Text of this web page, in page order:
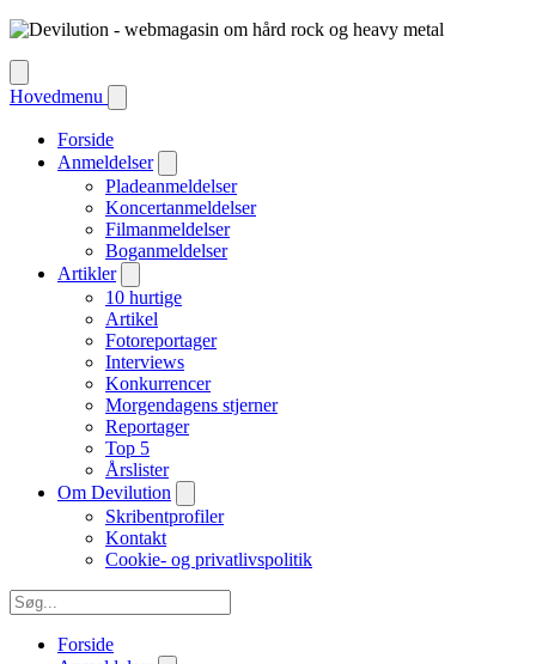
Hovedmenu
Forside
Anmeldelser
Pladeanmeldelser
Koncertanmeldelser
Filmanmeldelser
Boganmeldelser
Artikler
10 hurtige
Artikel
Fotoreportager
Interviews
Konkurrencer
Morgendagens stjerner
Reportager
Top 5
Årslister
Om Devilution
Skribentprofiler
Kontakt
Cookie- og privatlivspolitik
Forside